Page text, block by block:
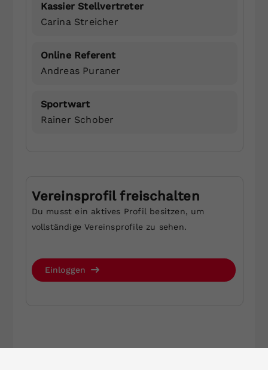
Kassier Stellvertreter
Carina Streicher
Online Referent
Andreas Puraner
Sportwart
Rainer Schober
Vereinsprofil freischalten
Du musst ein aktives Profil besitzen, um
vollständige Vereinsprofile zu sehen.
Einloggen